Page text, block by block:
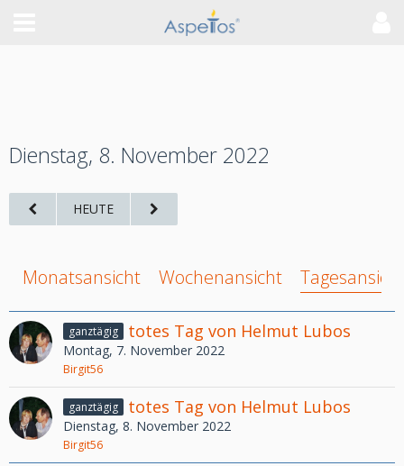
Dienstag, 8. November 2022
HEUTE
Monatsansicht Wochenansicht Tagesansicht
ganztägig totes Tag von Helmut Lubos
Montag, 7. November 2022
Birgit56
ganztägig totes Tag von Helmut Lubos
Dienstag, 8. November 2022
Birgit56